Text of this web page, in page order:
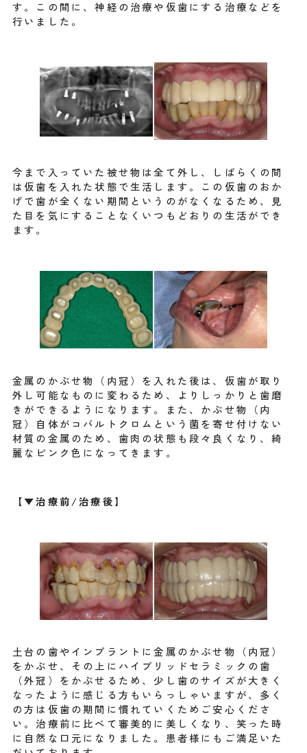
す。この間に、神経の治療や仮歯にする治療などを
行いました。
今まで入っていた被せ物は全て外し、しばらくの間
は仮歯を入れた状態で生活します。この仮歯のおか
げで歯が全くない期間というのがなくなるため、見
た目を気にすることなくいつもどおりの生活ができ
ます。
金属のかぶせ物（内冠）を入れた後は、仮歯が取り
外し可能なものに変わるため、よりしっかりと歯磨
きができるようになります。また、かぶせ物（内
冠）自体がコバルトクロムという菌を寄せ付けない
材質の金属のため、歯肉の状態も段々良くなり、綺
麗なピンク色になってきます。
【▼治療前/治療後】
土台の歯やインプラントに金属のかぶせ物（内冠）
をかぶせ、その上にハイブリッドセラミックの歯
（外冠）をかぶせるため、少し歯のサイズが大きく
なったように感じる方もいらっしゃいますが、多く
の方は仮歯の期間に慣れていくためご安心くださ
い。治療前に比べて審美的に美しくなり、笑った時
に自然な口元になりました。患者様にもご満足いた